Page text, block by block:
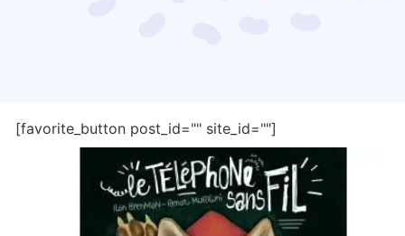
[favorite_button post_id="" site_id=""]